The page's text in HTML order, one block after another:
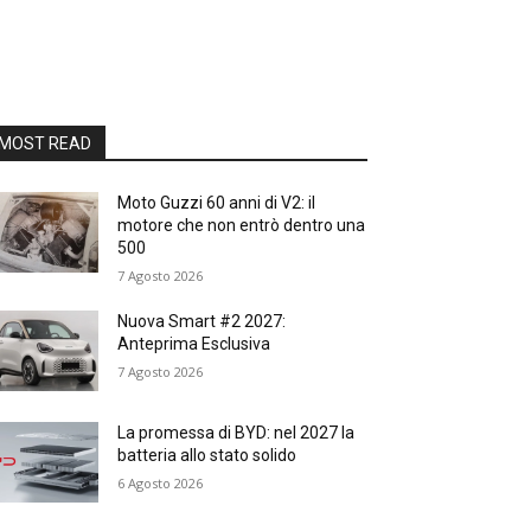
READ
Moto Guzzi 60 anni di V2: il
motore che non entrò dentro una
500
7 Agosto 2026
Nuova Smart #2 2027:
Anteprima Esclusiva
7 Agosto 2026
La promessa di BYD: nel 2027 la
batteria allo stato solido
6 Agosto 2026